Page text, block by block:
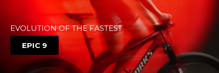
EVOLUTION OF THE FASTEST
EPIC 9